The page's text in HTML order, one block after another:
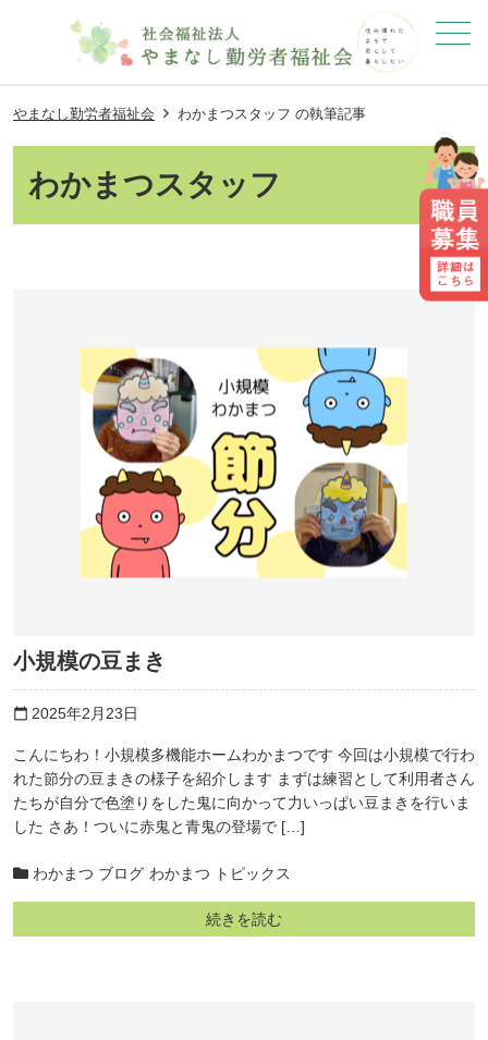
メニュー
やまなし勤労者福祉会 わかまつスタッフ の執筆記事
わかまつスタッフ
小規模の豆まき
calendar_today 2025年2月23日
こんにちわ！小規模多機能ホームわかまつです 今回は小規模で行わ
れた節分の豆まきの様子を紹介します まずは練習として利用者さん
たちが自分で色塗りをした鬼に向かって力いっぱい豆まきを行いま
した さあ！ついに赤鬼と青鬼の登場で […]
わかまつ ブログ わかまつ トピックス
続きを読む